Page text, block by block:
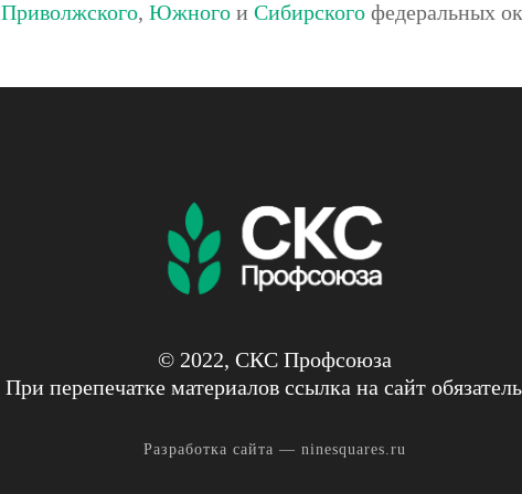
Приволжского, Южного и Сибирского федеральных
© 2022, СКС Профсоюза
При перепечатке материалов ссылка на сайт
Разработка сайта — ninesquares.ru